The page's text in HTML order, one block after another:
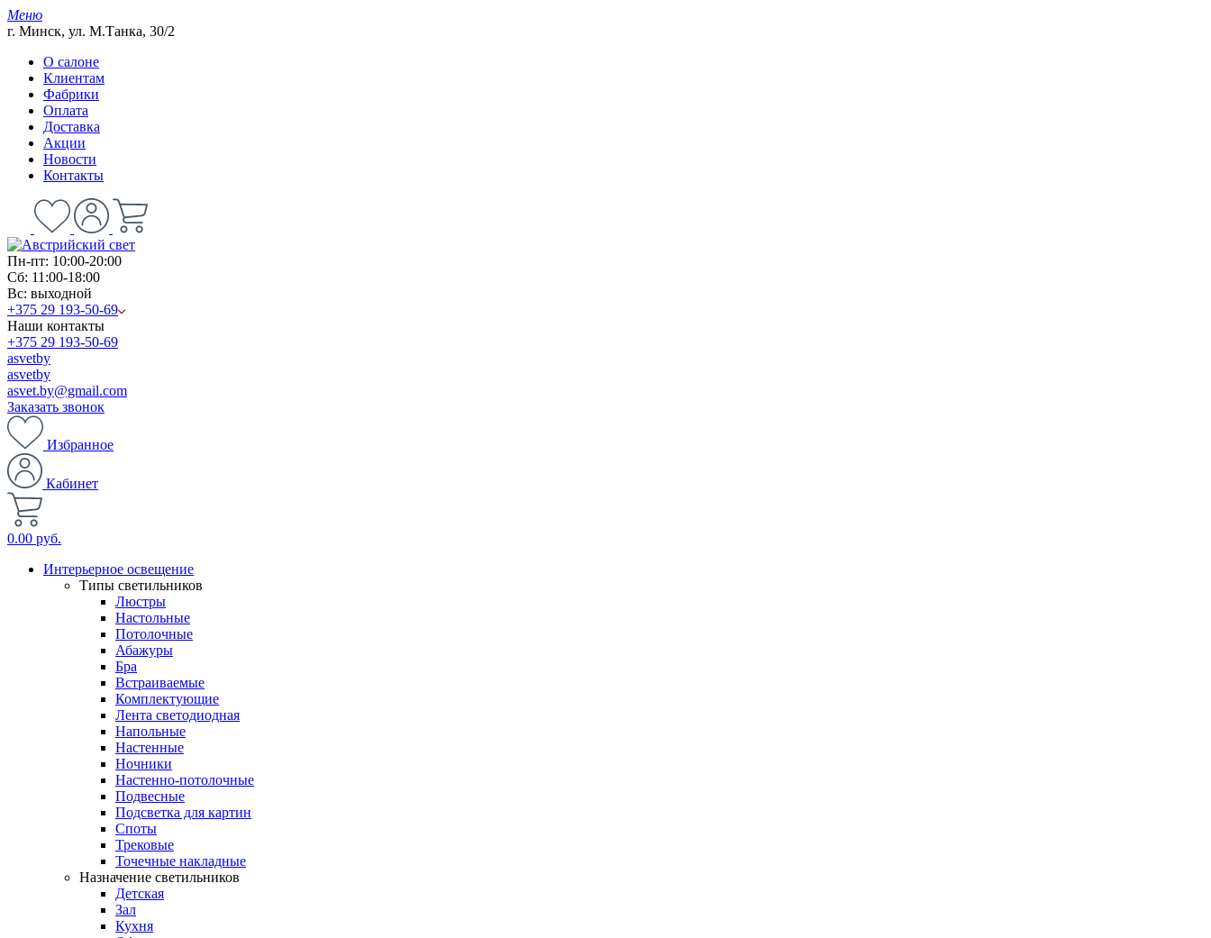
Меню
г. Минск, ул. М.Танка, 30/2
О салоне
Клиентам
Фабрики
Оплата
Доставка
Акции
Новости
Контакты
Пн-пт: 10:00-20:00
Сб: 11:00-18:00
Вс: выходной
+375 29 193-50-69
Наши контакты
+375 29 193-50-69
asvetby
asvetby
asvet.by@gmail.com
Заказать звонок
Избранное
Кабинет
0.00 руб.
Интерьерное освещение
Типы светильников
Люстры
Настольные
Потолочные
Абажуры
Бра
Встраиваемые
Комплектующие
Лента светодиодная
Напольные
Настенные
Ночники
Настенно-потолочные
Подвесные
Подсветка для картин
Споты
Трековые
Точечные накладные
Назначение светильников
Детская
Зал
Кухня